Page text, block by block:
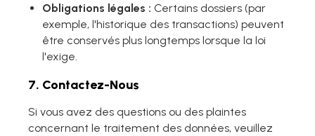
Obligations légales : Certains dossiers (par
exemple, l'historique des transactions) peuvent
être conservés plus longtemps lorsque la loi
l'exige.
7. Contactez-Nous
Si vous avez des questions ou des plaintes
concernant le traitement des données, veuillez